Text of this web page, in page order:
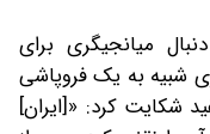
میانجیگری برای
شبیه به یک فروپاشی
شکایت کرد: «[ایران]